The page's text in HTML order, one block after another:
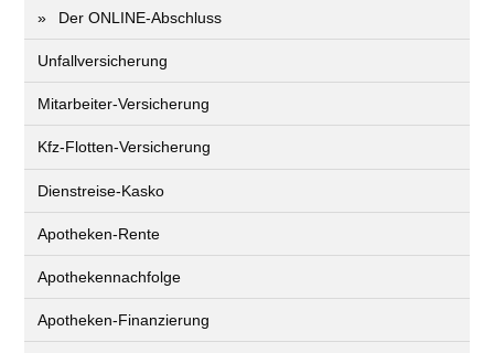
Der ONLINE-Abschluss
Unfallversicherung
Mitarbeiter-Versicherung
Kfz-Flotten-Versicherung
Dienstreise-Kasko
Apotheken-Rente
Apothekennachfolge
Apotheken-Finanzierung